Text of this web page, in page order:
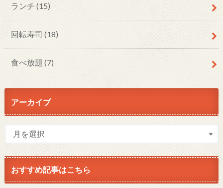
ランチ (15)
回転寿司 (18)
食べ放題 (7)
アーカイブ
おすすめ記事はこちら